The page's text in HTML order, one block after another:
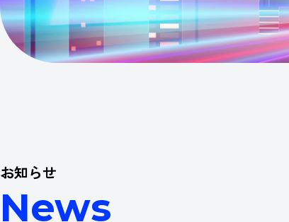
お知らせ
News